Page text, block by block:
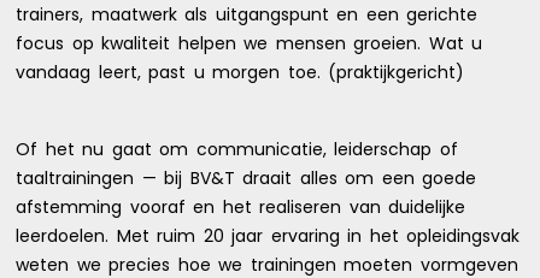
trainers, maatwerk als uitgangspunt en een gerichte
focus op kwaliteit helpen we mensen groeien. Wat u
vandaag leert, past u morgen toe. (praktijkgericht)
Of het nu gaat om communicatie, leiderschap of
taaltrainingen — bij BV&T draait alles om een goede
afstemming vooraf en het realiseren van duidelijke
leerdoelen. Met ruim 20 jaar ervaring in het opleidingsvak
weten we precies hoe we trainingen moeten vormgeven